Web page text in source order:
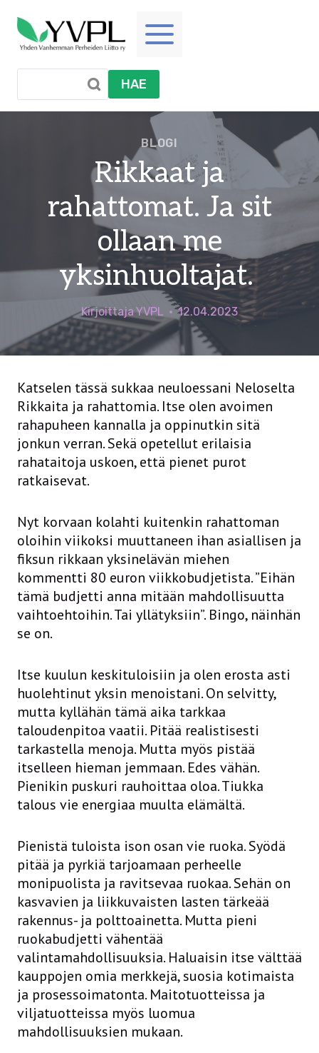
sisältöön
HAE
BLOGI
Rikkaat ja
rahattomat. Ja sit
ollaan me
yksinhuoltajat.
KirjoittajaYVPL 12.04.2023
Katselen tässä sukkaa neuloessani Neloselta
Rikkaita ja rahattomia. Itse olen avoimen
rahapuheen kannalla ja oppinutkin sitä
jonkun verran. Sekä opetellut erilaisia
rahataitoja uskoen, että pienet purot
ratkaisevat.
Nyt korvaan kolahti kuitenkin rahattoman
oloihin viikoksi muuttaneen ihan asiallisen ja
fiksun rikkaan yksinelävän miehen
kommentti 80 euron viikkobudjetista. ”Eihän
tämä budjetti anna mitään mahdollisuutta
vaihtoehtoihin. Tai yllätyksiin”. Bingo, näinhän
se on.
Itse kuulun keskituloisiin ja olen erosta asti
huolehtinut yksin menoistani. On selvitty,
mutta kyllähän tämä aika tarkkaa
taloudenpitoa vaatii. Pitää realistisesti
tarkastella menoja. Mutta myös pistää
itselleen hieman jemmaan. Edes vähän.
Pienikin puskuri rauhoittaa oloa. Tiukka
talous vie energiaa muulta elämältä.
Pienistä tuloista ison osan vie ruoka. Syödä
pitää ja pyrkiä tarjoamaan perheelle
monipuolista ja ravitsevaa ruokaa. Sehän on
kasvavien ja liikkuvaisten lasten tärkeää
rakennus- ja polttoainetta. Mutta pieni
ruokabudjetti vähentää
valintamahdollisuuksia. Haluaisin itse välttää
kauppojen omia merkkejä, suosia kotimaista
ja prosessoimatonta. Maitotuotteissa ja
viljatuotteissa myös luomua
mahdollisuuksien mukaan.